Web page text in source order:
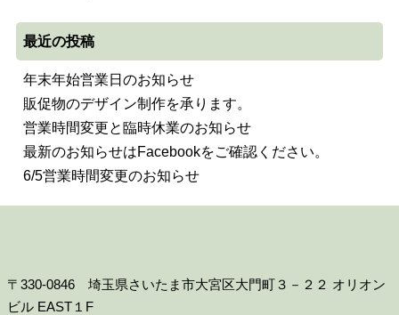
最近の投稿
年末年始営業日のお知らせ
販促物のデザイン制作を承ります。
営業時間変更と臨時休業のお知らせ
最新のお知らせはFacebookをご確認ください。
6/5営業時間変更のお知らせ
〒330-0846 埼玉県さいたま市大宮区大門町３－２２ オリオン
ビル EAST１F